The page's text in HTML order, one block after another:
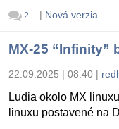
2 | Nová verzia
MX-25 “Infinity”
22.09.2025 | 08:40 |
Ludia okolo MX
linuxu postavené na